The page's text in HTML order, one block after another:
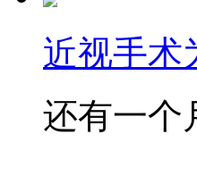
近视手术
还有一个